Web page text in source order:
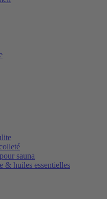
sauna
& huiles essentielles